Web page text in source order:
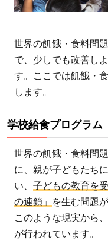
世界の飢餓・食料問
で、少しでも改善し
す。ここでは飢餓・
します。
学校給食プログラム
世界の飢餓・食料問
に、親が子どもたち
い、 子どもの教育を
の連鎖」
を生む問題
このような現実から
が行われています。